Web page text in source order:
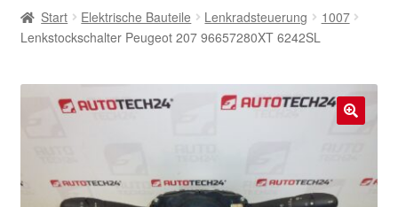
AGB
Start Elektrische Bauteile Lenkradsteuerung
1007
Lenkstockschalter Peugeot 207 96657280XT 6242SL